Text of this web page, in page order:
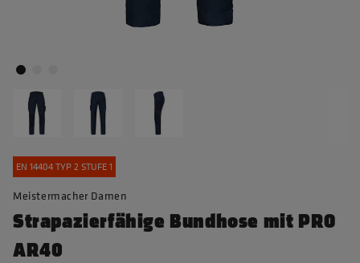
EN 14404 TYP 2 STUFE 1
Meistermacher Damen
Strapazierfähige Bundhose mit PRO
AR40